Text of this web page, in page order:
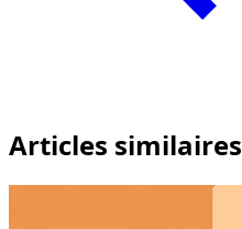
Articles similaires